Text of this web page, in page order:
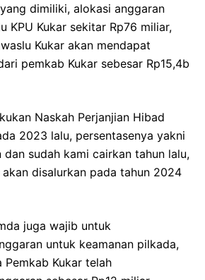
dimiliki, alokasi anggaran
KPU Kukar sekitar Rp76 miliar,
Kukar akan mendapat
pemkab Kukar sebesar Rp15,4b
Naskah Perjanjian Hibad
2023 lalu, persentasenya yakni
dan sudah kami cairkan tahun lalu,
disalurkan pada tahun 2024
juga wajib untuk
untuk keamanan pilkada,
Pemkab Kukar telah